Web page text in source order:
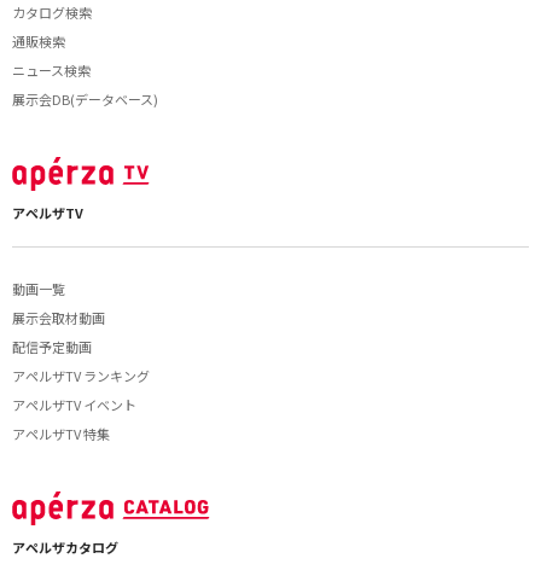
カタログ検索
通販検索
ニュース検索
展示会DB(データベース)
アペルザTV
動画一覧
展示会取材動画
配信予定動画
アペルザTV ランキング
アペルザTV イベント
アペルザTV 特集
アペルザカタログ